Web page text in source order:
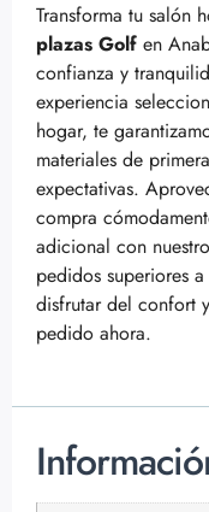
Transforma tu salón
plazas Golf en
confianza y
experiencia
hogar, te
materiales de
expectativas.
compra
adicional con
pedidos superiores
disfrutar del confort
pedido ahora.